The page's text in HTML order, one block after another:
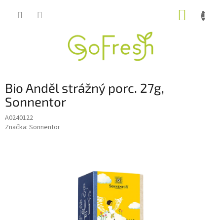
Bio Anděl strážný porc. 27g,
Sonnentor
A0240122
Značka: Sonnentor